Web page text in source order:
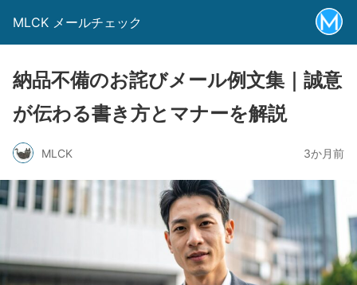
MLCK メールチェック
納品不備のお詫びメール例文集｜誠意
が伝わる書き方とマナーを解説
MLCK 3か月前